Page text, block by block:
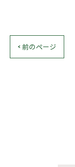
< 前のページ